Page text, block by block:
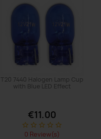
T20 7440 Halogen Lamp Cup
with Blue LED Effect
€11.00
star_border star_border star_border star_border star_border
0 Review(s)